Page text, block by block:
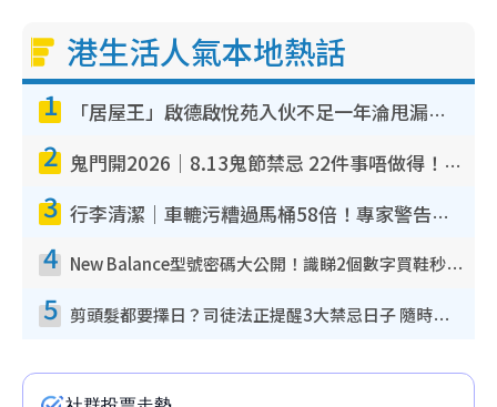
港生活人氣本地熱話
1 「居屋王」啟德啟悅苑入伙不足一年淪甩漏之王！插頭噴火花致大停電 多戶業主全屋家電報銷
2 鬼門開2026｜8.13鬼節禁忌 22件事唔做得！燒肉、刺身要少食？半夜勿吹口哨/打呢個電話
3 行李清潔｜車轆污糟過馬桶58倍！專家警告忌用酒精抹 教1招免污手除菌
4 New Balance型號密碼大公開！識睇2個數字買鞋秒知功能免中伏 附5大熱門鞋款
5 剪頭髮都要擇日？司徒法正提醒3大禁忌日子 隨時剪走財運！呢日剪髮恐「剪壽命」？